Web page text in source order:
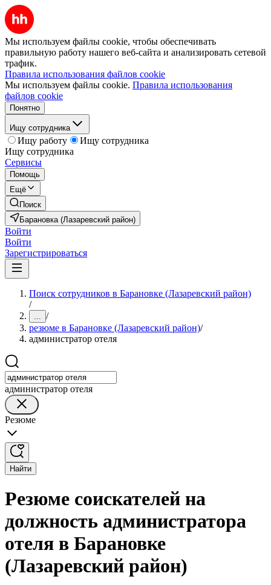
Мы используем файлы cookie, чтобы обеспечивать
правильную работу нашего веб-сайта и анализировать сетевой
трафик.
Правила использования файлов cookie
Мы используем файлы cookie. Правила использования
файлов cookie
Понятно
Ищу сотрудника
Ищу работу
Ищу сотрудника
Ищу сотрудника
Сервисы
Помощь
Ещё
Поиск
Барановка (Лазаревский район)
Войти
Войти
Зарегистрироваться
Поиск сотрудников в Барановке (Лазаревский район)
/
... /
резюме в Барановке (Лазаревский район)/
администратор отеля
администратор отеля
Резюме
Найти
Резюме соискателей на
должность администратора
отеля в Барановке
(Лазаревский район)